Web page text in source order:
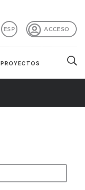
ACCESO
ESP
PROYECTOS